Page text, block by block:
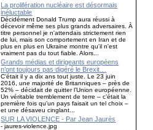
La prolifération nucléaire est désormais
inéluctable
Décidément Donald Trump aura réussi à
décevoir même ses plus grands adversaires. À
titre personnel je n'attendais strictement rien
de lui, mais son comportement en Iran et de
plus en plus en Ukraine montre qu'il n'est
vraiment pas du tout fiable. Alors...
Grands médias et dirigeants européens
n’ont toujours pas digéré le Brexit…
C’était il y a dix ans tout juste. Le 23 juin
2016, une majorité de Britanniques – près de
52% – décidait de quitter l’Union européenne.
Un véritable tremblement de terre – c’était la
première fois qu’un pays faisait un tel choix –
et une désaveu cinglant...
SUR LA VIOLENCE - Par Jean Jaurès
- jaures-violence.jpg